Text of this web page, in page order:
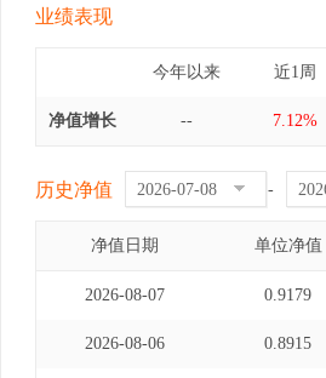
业绩表现
今年以来 近1周
净值增长 -- 7.12%
历史净值 -
净值日期 单位净值
2026-08-07 0.9179
2026-08-06 0.8915